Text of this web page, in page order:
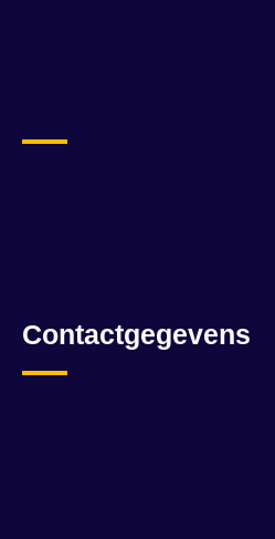
Contactgegevens